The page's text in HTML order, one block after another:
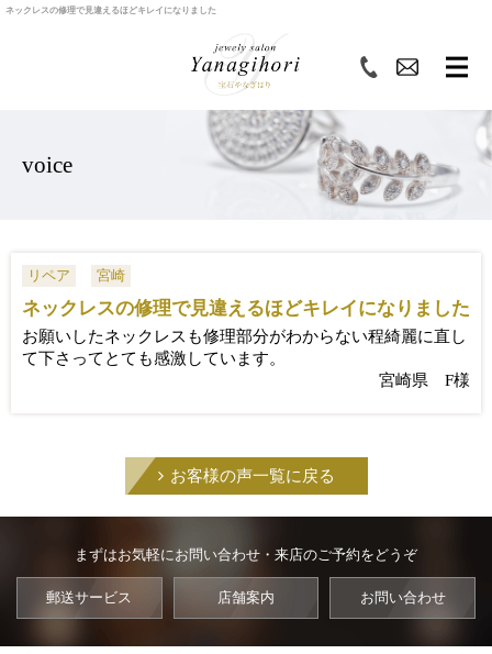
ネックレスの修理で見違えるほどキレイになりました
voice
リペア 宮崎
ネックレスの修理で見違えるほどキレイになりました
お願いしたネックレスも修理部分がわからない程綺麗に直し
て下さってとても感激しています。
宮崎県 F様
お客様の声一覧に戻る
まずはお気軽にお問い合わせ・来店のご予約をどうぞ
郵送サービス 店舗案内 お問い合わせ